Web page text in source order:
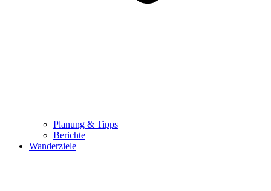
Planung & Tipps
Berichte
Wanderziele